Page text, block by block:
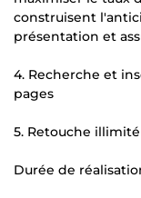
construisent
présentation et
4. Recherche et
pages
5. Retouche illimité
Durée de